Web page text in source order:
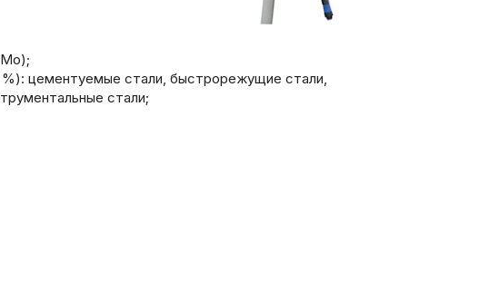
цементуемые стали, быстрорежущие стали,
стали;